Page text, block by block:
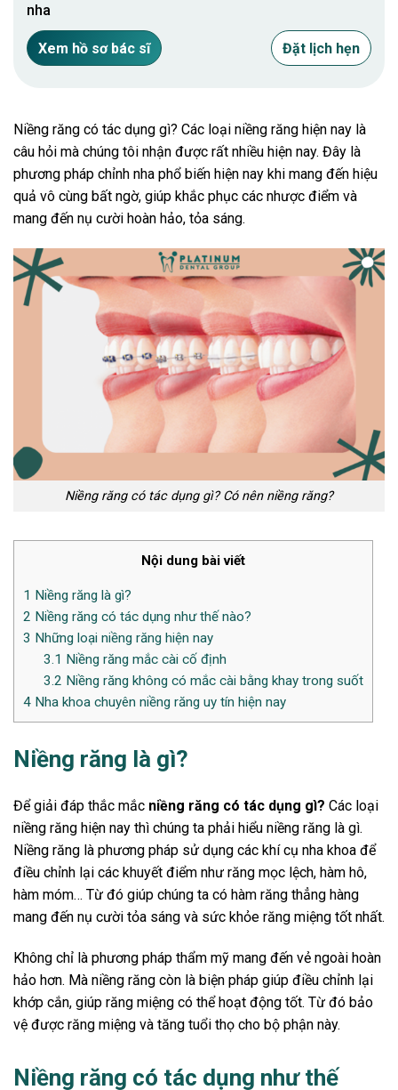
nha
Xem hồ sơ bác sĩ Đặt lịch hẹn
Niềng răng có tác dụng gì? Các loại niềng răng hiện nay là
câu hỏi mà chúng tôi nhận được rất nhiều hiện nay. Đây là
phương pháp chỉnh nha phổ biến hiện nay khi mang đến hiệu
quả vô cùng bất ngờ, giúp khắc phục các nhược điểm và
mang đến nụ cười hoàn hảo, tỏa sáng.
Niềng răng có tác dụng gì? Có nên niềng răng?
Nội dung bài viết
1 Niềng răng là gì?
2 Niềng răng có tác dụng như thế nào?
3 Những loại niềng răng hiện nay
3.1 Niềng răng mắc cài cố định
3.2 Niềng răng không có mắc cài bằng khay trong suốt
4 Nha khoa chuyên niềng răng uy tín hiện nay
Niềng răng là gì?
Để giải đáp thắc mắc niềng răng có tác dụng gì? Các loại
niềng răng hiện nay thì chúng ta phải hiểu niềng răng là gì.
Niềng răng là phương pháp sử dụng các khí cụ nha khoa để
điều chỉnh lại các khuyết điểm như răng mọc lệch, hàm hô,
hàm móm… Từ đó giúp chúng ta có hàm răng thẳng hàng
mang đến nụ cười tỏa sáng và sức khỏe răng miệng tốt nhất.
Không chỉ là phương pháp thẩm mỹ mang đến vẻ ngoài hoàn
hảo hơn. Mà niềng răng còn là biện pháp giúp điều chỉnh lại
khớp cắn, giúp răng miệng có thể hoạt động tốt. Từ đó bảo
vệ được răng miệng và tăng tuổi thọ cho bộ phận này.
Niềng răng có tác dụng như thế